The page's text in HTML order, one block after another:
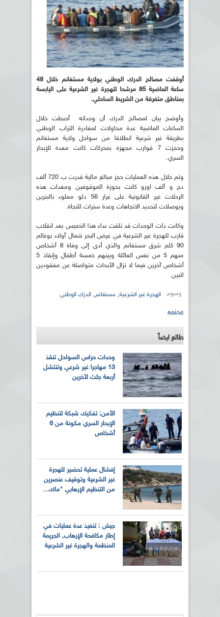
أوقفت مصالح الدرك الوطني بولاية مستغانم خلال 48
ساعة الماضية 85 مرشحا للهجرة غير الشرعية على اليابسة
بمناطق متفرقة من الشريط الساحلي.
وأوضح بيان لمصالح الدرك أن وحداته أحبطت خلال
الساعات الماضية عدة محاولات لمغادرة التراب الوطني
بطريقة غير شرعية انطلاقا من سواحل ولاية مستغانم
وحجزت 7 قوارب مجهزة بمحركات كانت معدة للإبحار
السري.
وتم خلال هذه العمليات حجز مبالغ مالية قدرت ب 720 ألف
دج و ألف اورو كانت بحوزة الموقوفين ومعدات هذه
الرحلات غير القانونية على غرار 56 دلو مملوء بالبنزين
وبوصلات لتحديد الاتجاهات وعدة سترات للنجاة.
وكانت ذات الوحدات قد تلقت نداء هذا الخميس بعد انقلاب
قارب للهجرة غير الشرعية في عرض البحر شمال أولاد بوغالم
90 كلم شرق مستغانم والذي أدى إلى وفاة 8 أشخاص
منهم 5 من نفس العائلة وبينهم خمسة أطفال وإنقاذ 5
أشخاص آخرين فيما لا تزال الأبحاث متواصلة عن مفقودين
اثنين.
وسوم: الهجرة غير الشرعية, مستغانم, الدرك الوطني
مجتمع
طالع ايضاً
وحدات حراس السواحل تنقذ
13 مهاجرا غير شرعي وتنتشل
أربعة جثث لآخرين
الأمن: تفكيك شبكة لتنظيم
الإبحار السري مكونة من 6
أشخاص
إفشال عملية تحضير للهجرة
غير الشرعية وتوقيف عنصرين
من التنظيم الإرهابي "ماك...
جيش : تنفيذ عدة عمليات في
إطار مكافحة الإرهاب, الجريمة
المنظمة والهجرة غير الشرعية